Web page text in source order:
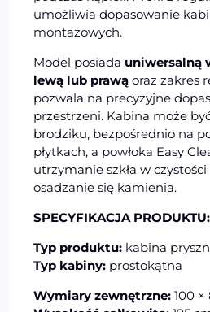
umożliwia dopasowanie
montażowych.
Model posiada uniwersalną
lewą lub prawą oraz zakres
pozwala na precyzyjne
przestrzeni. Kabina może
brodziku, bezpośrednio na
płytkach, a powłoka Easy
utrzymanie szkła w
osadzanie się kamienia.
SPECYFIKACJA PRODUKTU:
Typ produktu: kabina
Typ kabiny: prostokątna
Wymiary zewnętrzne: 100 ×